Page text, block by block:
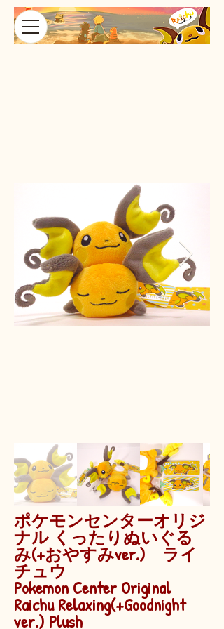
ポケモンセンターオリジ
ナル くったりぬいぐる
み(+おやすみver.) ライ
チュウ
Pokemon Center Original
Raichu Relaxing(+Goodnight
ver.) Plush